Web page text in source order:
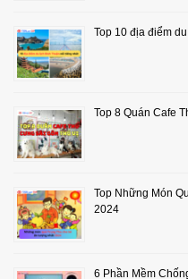
Top 10 địa điểm
Top 8 Quán Cafe
Top Những Món
2024
6 Phần Mềm